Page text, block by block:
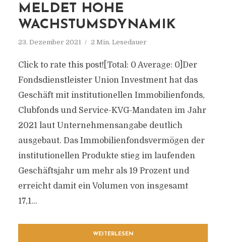
MELDET HOHE
WACHSTUMSDYNAMIK
23. Dezember 2021 2 Min. Lesedauer
Click to rate this post![Total: 0 Average: 0]Der
Fondsdienstleister Union Investment hat das
Geschäft mit institutionellen Immobilienfonds,
Clubfonds und Service-KVG-Mandaten im Jahr
2021 laut Unternehmensangabe deutlich
ausgebaut. Das Immobilienfondsvermögen der
institutionellen Produkte stieg im laufenden
Geschäftsjahr um mehr als 19 Prozent und
erreicht damit ein Volumen von insgesamt
17,1...
WEITERLESEN